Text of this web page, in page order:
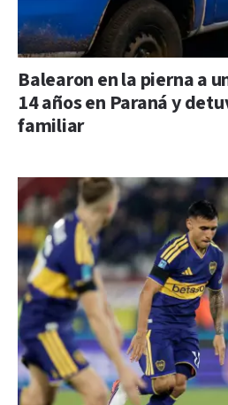
Balearon en la pierna a
14 años en Paraná y
familiar